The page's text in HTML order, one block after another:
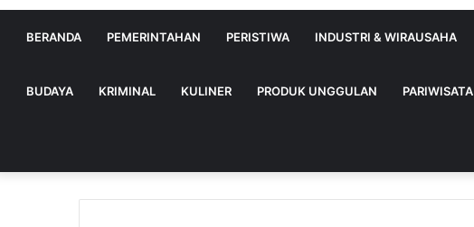
BERANDA PEMERINTAHAN PERISTIWA INDUSTRI & WIRAUSAHA
BUDAYA KRIMINAL KULINER PRODUK UNGGULAN PARIWISATA